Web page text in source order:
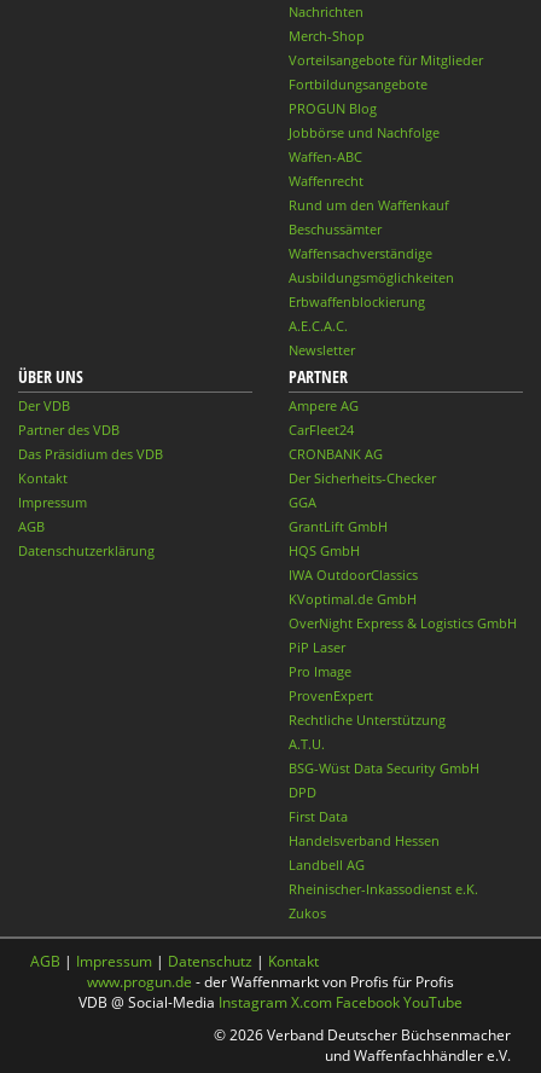
Nachrichten
Merch-Shop
Vorteilsangebote für Mitglieder
Fortbildungsangebote
PROGUN Blog
Jobbörse und Nachfolge
Waffen-ABC
Waffenrecht
Rund um den Waffenkauf
Beschussämter
Waffensachverständige
Ausbildungsmöglichkeiten
Erbwaffenblockierung
A.E.C.A.C.
Newsletter
ÜBER UNS
Der VDB
Partner des VDB
Das Präsidium des VDB
Kontakt
Impressum
AGB
Datenschutzerklärung
PARTNER
Ampere AG
CarFleet24
CRONBANK AG
Der Sicherheits-Checker
GGA
GrantLift GmbH
HQS GmbH
IWA OutdoorClassics
KVoptimal.de GmbH
OverNight Express & Logistics GmbH
PiP Laser
Pro Image
ProvenExpert
Rechtliche Unterstützung
A.T.U.
BSG-Wüst Data Security GmbH
DPD
First Data
Handelsverband Hessen
Landbell AG
Rheinischer-Inkassodienst e.K.
Zukos
AGB | Impressum | Datenschutz | Kontakt
www.progun.de - der Waffenmarkt von Profis für Profis
VDB @ Social-Media InstagramX.com FacebookYouTube
© 2026 Verband Deutscher Büchsenmacher
und Waffenfachhändler e.V.